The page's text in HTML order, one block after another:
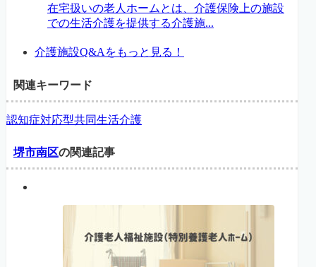
在宅扱いの老人ホームとは、介護保険上の施設
での生活介護を提供する介護施...
介護施設Q&Aをもっと見る！
関連キーワード
認知症対応型共同生活介護
堺市南区の関連記事